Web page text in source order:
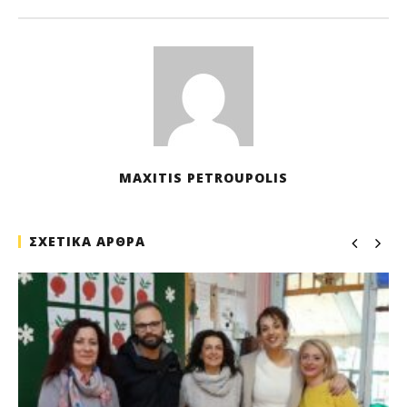
MAXITIS PETROUPOLIS
ΣΧΕΤΙΚΑ ΑΡΘΡΑ